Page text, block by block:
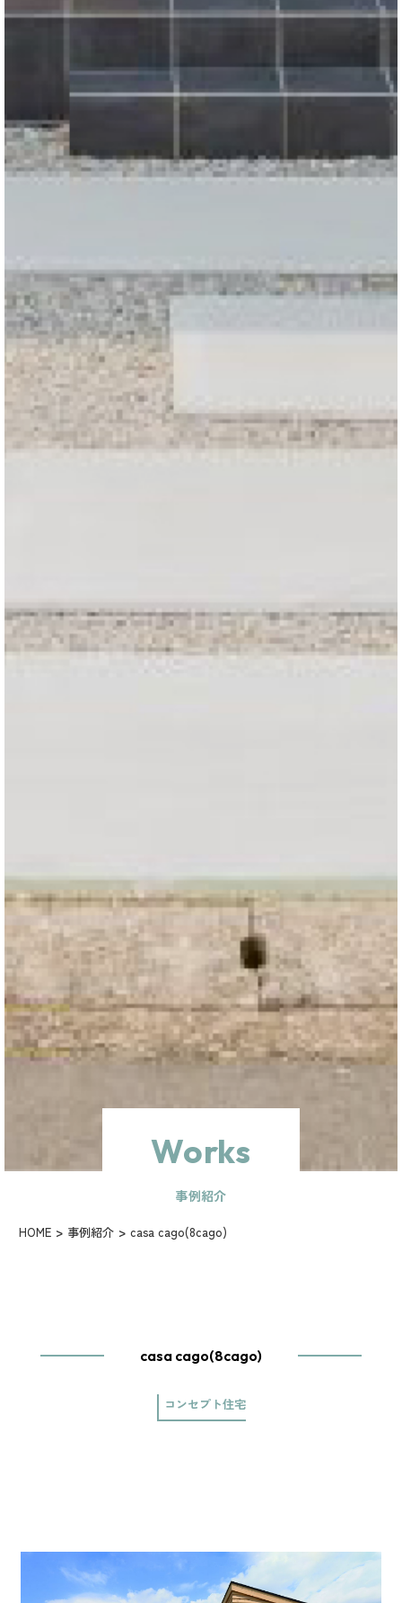
Works
事例紹介
HOME 事例紹介 casa cago(8cago)
casa cago(8cago)
コンセプト住宅